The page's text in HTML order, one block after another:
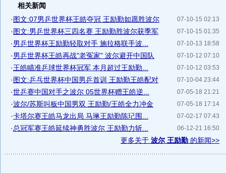
相关新闻
07-10-15 02:13
·图文:07男乒世界杯王皓夺冠 王励勤如愿胜波尔
07-10-15 01:35
·图文:男乒世界杯三四名赛 王励勤胜波尔获季军
07-10-13 18:58
·男乒世界杯王励勤轻取对手 施拉格联手波...
07-10-12 07:10
·男乒世界杯王皓再战"老冤家" 波尔避开中国队
07-10-12 03:53
·王皓瞄准乒球世界杯冠军 本月超过王励勤...
07-10-04 23:44
·图文:乒乓世界杯中国男乒首训 王励勤王皓配对
07-05-18 21:21
·世乒赛中国对手之波尔 05世界杯赠王皓逆...
07-05-18 17:14
·波尔/苏斯叫板中国男双 王励勤/王皓全力冲金
07-02-17 07:43
·卡塔尔赛王皓马龙出局 马琳王励勤陈玘围...
06-12-21 16:50
·总冠军赛王皓延续神勇胜波尔 王励勤力斩...
更多关于 波尔 王励勤 的新闻>>